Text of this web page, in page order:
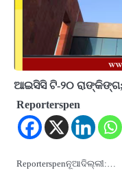
ଆଇସିସି ଟି-୨୦
Reporterspen
Reporterspenନୂଆଦିଲ୍ଲୀ:…